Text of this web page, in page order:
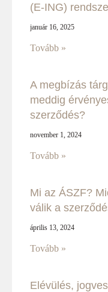
(E-ING)
január 16, 2025
Tovább »
A megbízás
meddig
szerződés?
november 1, 2024
Tovább »
Mi az ÁSZF?
válik a
április 13, 2024
Tovább »
Elévülés,